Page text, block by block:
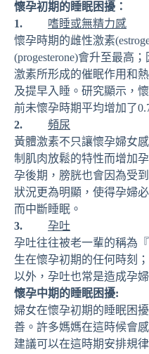
懷孕初期的睡眠困擾：
1. 嗜睡或無精力感
懷孕時期的雌性激素
(progesterone)會升至最高
激素所形成的催眠作用和
及提早入睡。研究顯示，
前未懷孕時期平均增加了
2. 頻尿
黃體激素不只讓懷孕婦女
制肌肉放鬆的特性而增加
孕後期，膀胱也會因為受
狀況更為明顯，使得孕婦
而中斷睡眠。
3. 孕吐
孕吐往往被老一輩的稱為
生在懷孕初期的任何時刻
以外，孕吐也常是造成孕
懷孕中期的睡眠困擾:
婦女在懷孕初期的睡眠困
善。許多媽媽在這時候會
建議可以在這時期安排規